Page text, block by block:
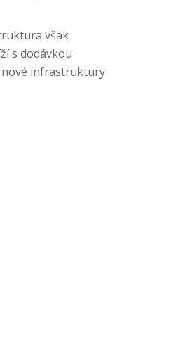
však
s dodávkou
nové infrastruktury.